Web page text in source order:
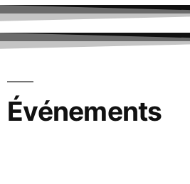
Événements